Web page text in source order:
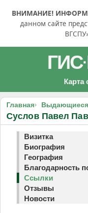
ВНИМАНИЕ!
данном сайте
ГИС·
Карта
Главная
Суслов Павел
Визитка
Биография
География
Благодарность
Ссылки
Отзывы
Новости